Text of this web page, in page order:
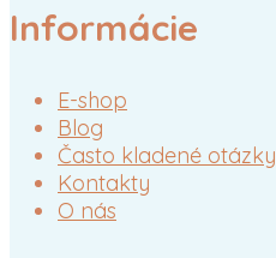
Informácie
E-shop
Blog
Často kladené otázky
Kontakty
O nás